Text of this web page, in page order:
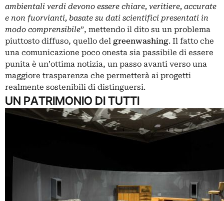
ambientali verdi devono essere chiare, veritiere, accurate
e non fuorvianti, basate su dati scientifici presentati in
modo comprensibile”, mettendo il dito su un problema
piuttosto diffuso, quello del greenwashing. Il fatto che
una comunicazione poco onesta sia passibile di essere
punita è un’ottima notizia, un passo avanti verso una
maggiore trasparenza che permetterà ai progetti
realmente sostenibili di distinguersi.
UN PATRIMONIO DI TUTTI